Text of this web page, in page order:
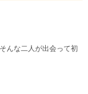
んな二人が出会って初